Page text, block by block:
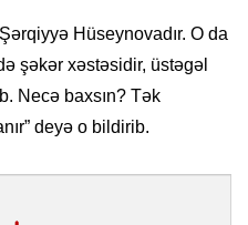
Hüseynovadır. O da
şəkər xəstəsidir, üstəgəl
Necə baxsın? Tək
deyə o bildirib.